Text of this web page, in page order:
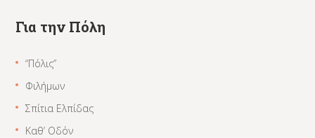
Για την Πόλη
“Πόλις”
Φιλήμων
Σπίτια Ελπίδας
Καθ’ Οδόν